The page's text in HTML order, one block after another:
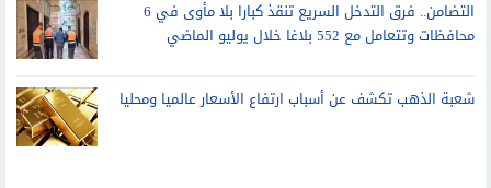
محافظات وتتعامل مع 552 بلاغا خلال يوليو الماضي
شعبة الذهب تكشف عن أسباب ارتفاع الأسعار عالميا ومحليا